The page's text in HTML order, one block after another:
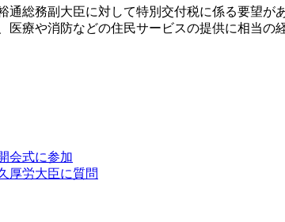
通総務副大臣に対して特別交付税に係る要望が
医療や消防などの住民サービスの提供に相当の
会式に参加
厚労大臣に質問